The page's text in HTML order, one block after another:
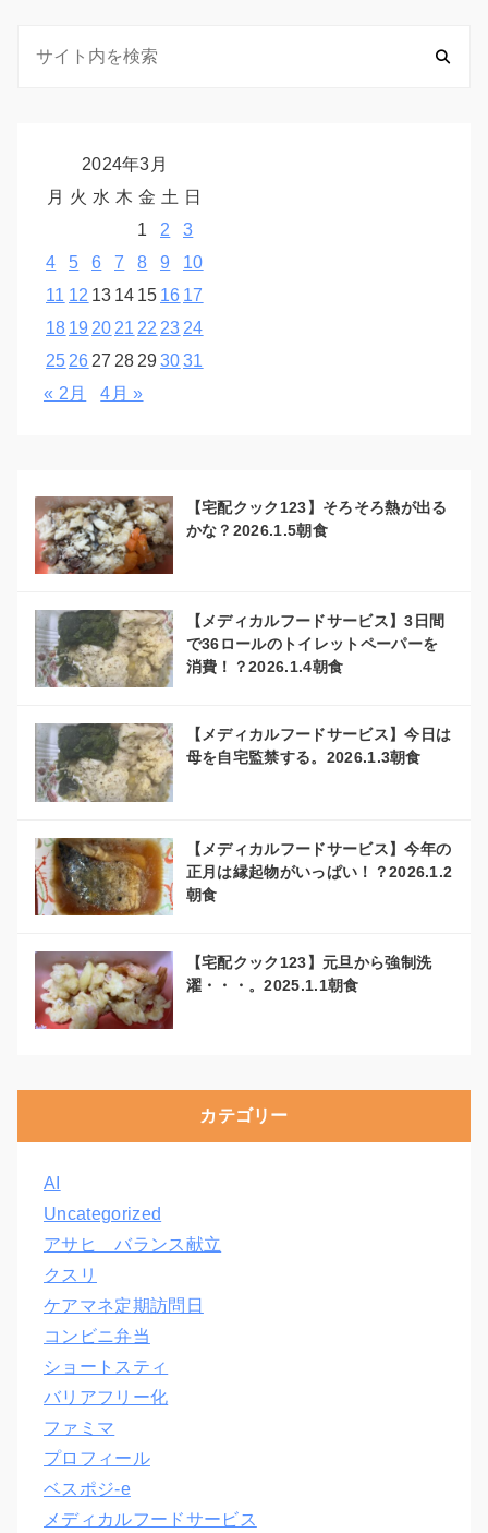
2024年3月
月 火 水 木 金 土 日
1
2
3
4
5 6 7 8 9
10
11 12 13 14 15 16 17
18 19 20 21 22 23 24
25 26 27 28 293031
« 2月
4月 »
【宅配クック123】そろそろ熱が出る
かな？2026.1.5朝食
【メディカルフードサービス】3日間
で36ロールのトイレットペーパーを
消費！？2026.1.4朝食
【メディカルフードサービス】今日は
母を自宅監禁する。2026.1.3朝食
【メディカルフードサービス】今年の
正月は縁起物がいっぱい！？2026.1.2
朝食
【宅配クック123】元旦から強制洗
濯・・・。2025.1.1朝食
カテゴリー
AI
Uncategorized
アサヒ バランス献立
クスリ
ケアマネ定期訪問日
コンビニ弁当
ショートスティ
バリアフリー化
ファミマ
プロフィール
ベスポジ-e
メディカルフードサービス